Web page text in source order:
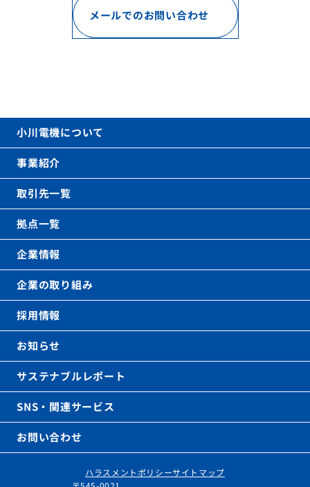
メールでのお問い合わせ
ハラスメントポリシーサイトマップ
小川電機について
事業紹介
取引先一覧
拠点一覧
企業情報
企業の取り組み
採用情報
お知らせ
サステナブルレポート
SNS・関連サービス
お問い合わせ